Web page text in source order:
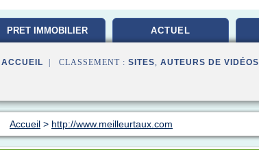
PRET IMMOBILIER ACTUEL
ACCUEIL | CLASSEMENT : SITES, AUTEURS DE VIDÉOS
Accueil > http://www.meilleurtaux.com